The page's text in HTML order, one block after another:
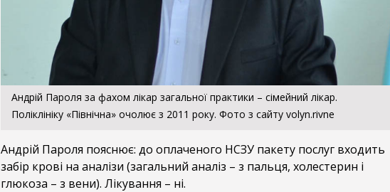
Андрій Пароля за фахом лікар загальної практики – сімейний лікар.
Поліклініку «Північна» очолює з 2011 року. Фото з сайту volyn.rivne
Андрій Пароля пояснює: до оплаченого НСЗУ пакету послуг входить
забір крові на аналізи (загальний аналіз – з пальця, холестерин і
глюкоза – з вени). Лікування – ні.